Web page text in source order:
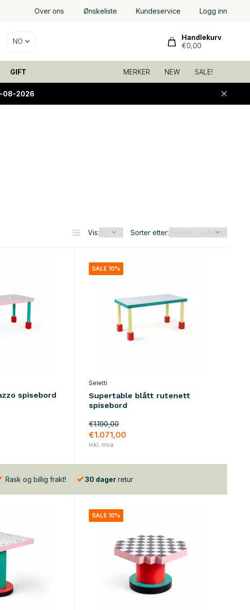
Over ons Ønskeliste Kundeservice Logg inn
NO
Handlekurv
€0,00
GIFT MERKER NEW SALE!
08-2026
Vis: Sorter etter:
spisebord
SALE 10%
Seletti
Supertable blått rutenett
spisebord
€1.190,00
€1.071,00
Inkl. mva
Rask og billig frakt! 30 dagerretur
SALE 10%